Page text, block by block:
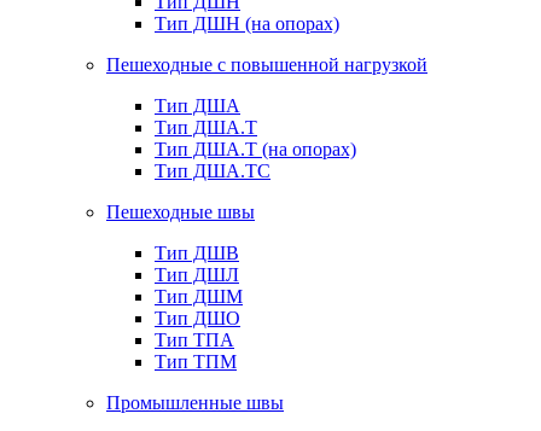
Тип ДШН (на опорах)
Пешеходные с повышенной нагрузкой
Тип ДША
Тип ДША.Т
Тип ДША.Т (на опорах)
Тип ДША.ТС
Пешеходные швы
Тип ДШВ
Тип ДШЛ
Тип ДШМ
Тип ДШО
Тип ТПА
Тип ТПМ
Промышленные швы